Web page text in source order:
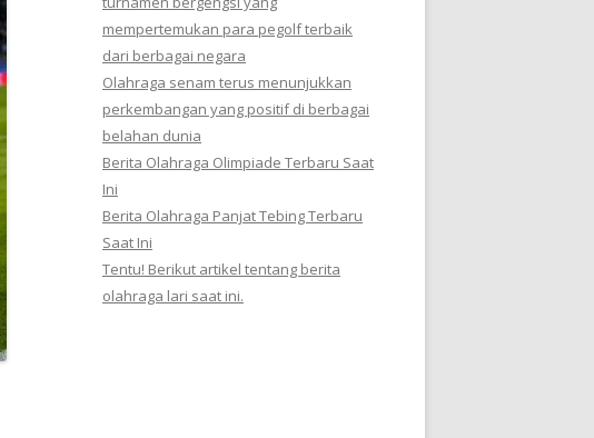
mempertemukan para pegolf terbaik
dari berbagai negara
Olahraga senam terus menunjukkan
perkembangan yang positif di berbagai
belahan dunia
Berita Olahraga Olimpiade Terbaru Saat
Ini
Berita Olahraga Panjat Tebing Terbaru
Saat Ini
Tentu! Berikut artikel tentang berita
olahraga lari saat ini.